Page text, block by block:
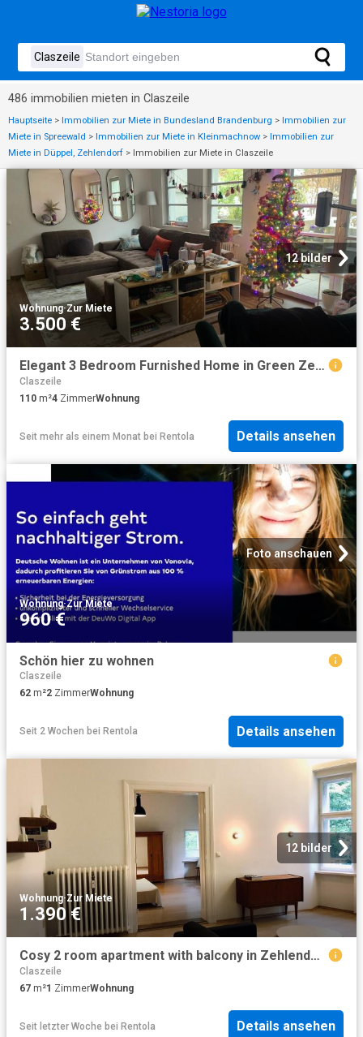
486 immobilien mieten in Claszeile
Hauptseite > Immobilien zur Miete in Bundesland Brandenburg > Immobilien zur
Miete in Spreewald > Immobilien zur Miete in Kleinmachnow > Immobilien zur
Miete in Düppel, Zehlendorf > Immobilien zur Miete in Claszeile
12 bilder
Wohnung·Zur Miete
3.500 €
Elegant 3 Bedroom Furnished Home in Green Zehlendorf Mitte– Garden, Terrace & Parking
Claszeile
110 m²4 ZimmerWohnung
Seit mehr als einem Monat bei Rentola Details ansehen
Foto anschauen
Wohnung·Zur Miete
960 €
Schön hier zu wohnen
Claszeile
62 m²2 ZimmerWohnung
Seit 2 Wochen bei Rentola Details ansehen
12 bilder
Wohnung·Zur Miete
1.390 €
Cosy 2 room apartment with balcony in Zehlendorf with good connection, Berlin Amsterdam Apartments for Rent
Claszeile
67 m²1 ZimmerWohnung
Seit letzter Woche bei Rentola Details ansehen